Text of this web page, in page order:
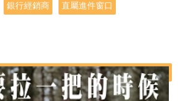
銀行經銷商 直屬進件窗口